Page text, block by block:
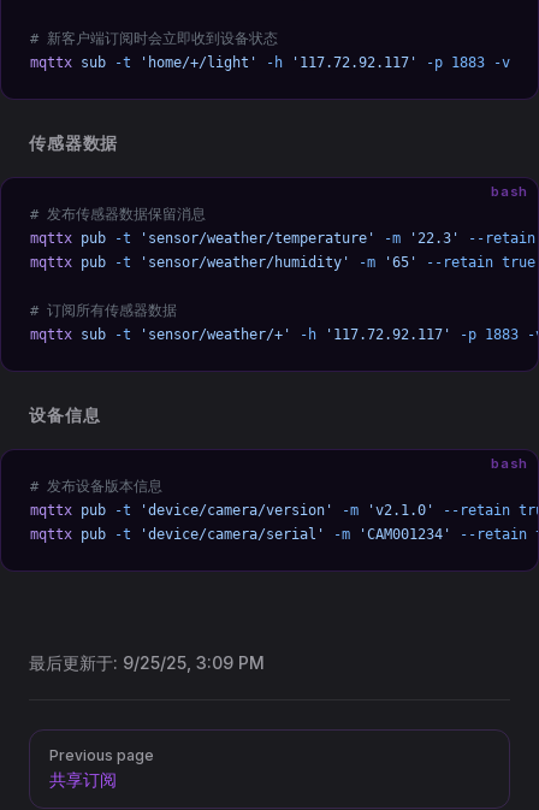
# 新客户端订阅时会立即收到设备状态
mqttx sub -t 'home/+/light' -h '117.72.92.117' -p 1883 -v
传感器数据
bash
# 发布传感器数据保留消息
mqttx pub -t 'sensor/weather/temperature' -m '22.3' --retain
mqttx pub -t 'sensor/weather/humidity' -m '65' --retain true
# 订阅所有传感器数据
mqttx sub -t 'sensor/weather/+' -h '117.72.92.117' -p 1883 -
设备信息
bash
# 发布设备版本信息
mqttx pub -t 'device/camera/version' -m 'v2.1.0' --retain
mqttx pub -t 'device/camera/serial' -m 'CAM001234' --retain
最后更新于: 9/25/25, 3:09 PM
PagerPrevious page
共享订阅